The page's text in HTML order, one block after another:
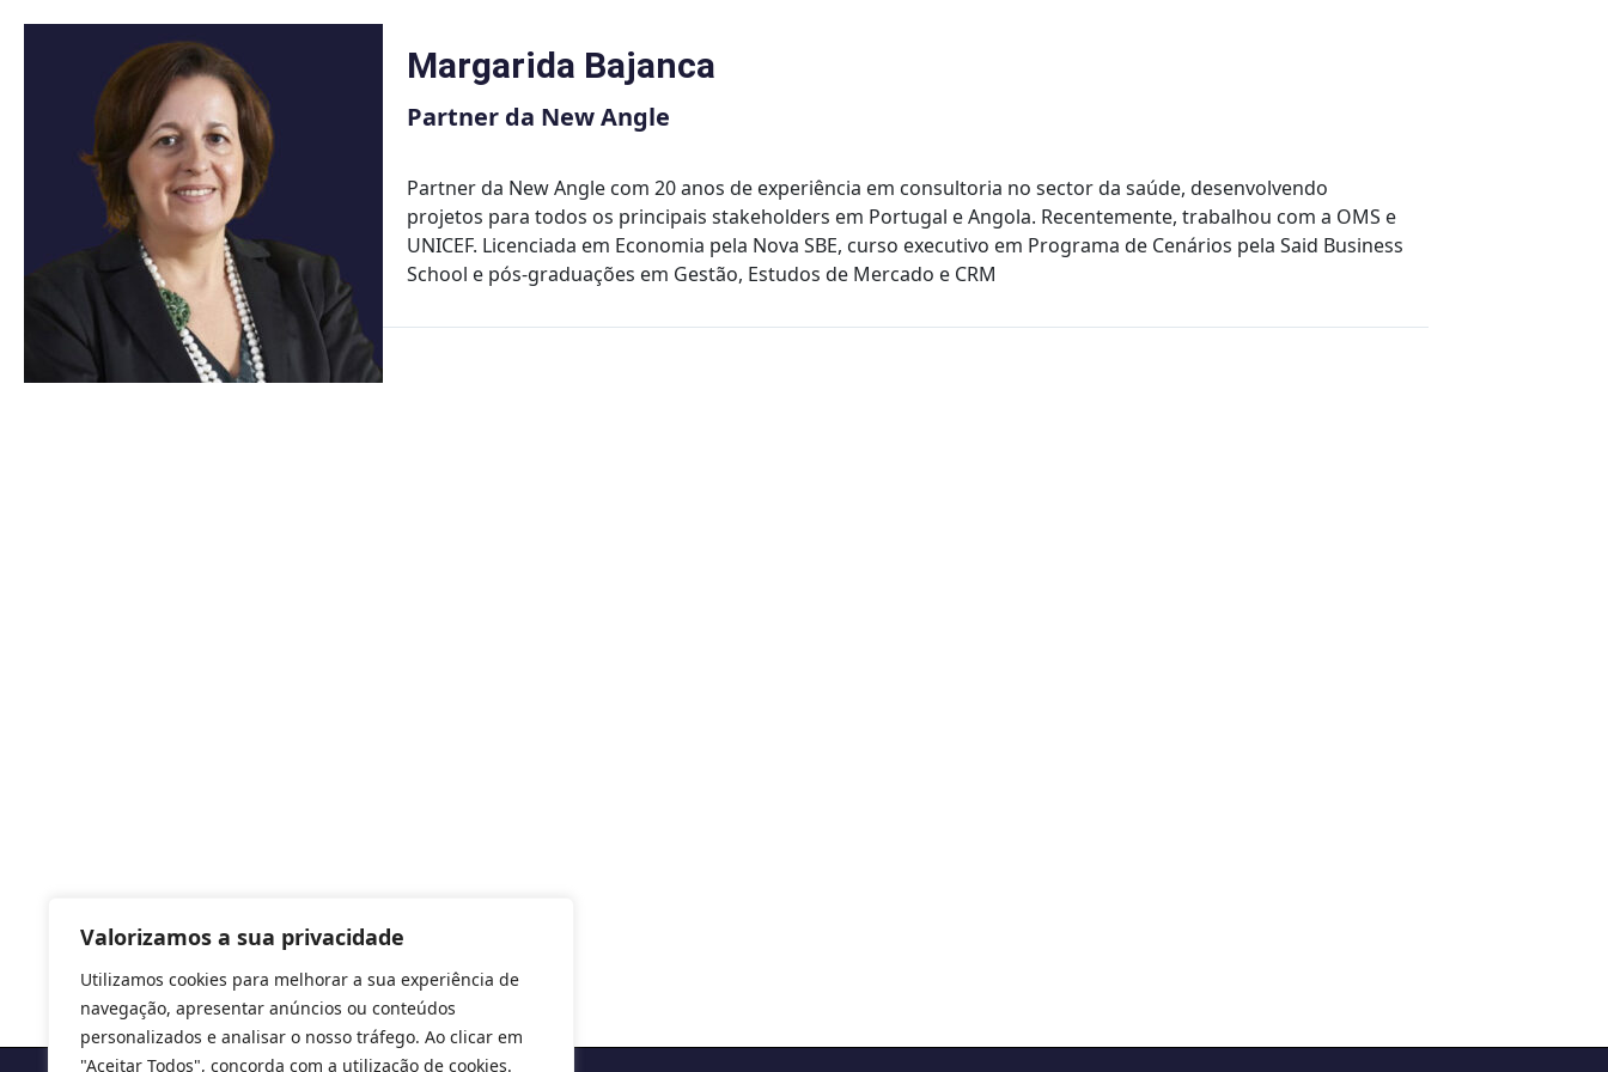
Valorizamos a sua privacidade
Utilizamos cookies para melhorar a sua experiência de
navegação, apresentar anúncios ou conteúdos
personalizados e analisar o nosso tráfego. Ao clicar em
"Aceitar Todos", concorda com a utilização de cookies.
Margarida Bajanca
Partner da New Angle
Partner da New Angle com 20 anos de experiência em consultoria no sector da saúde, desenvolvendo
projetos para todos os principais stakeholders em Portugal e Angola. Recentemente, trabalhou com a OMS e
UNICEF. Licenciada em Economia pela Nova SBE, curso executivo em Programa de Cenários pela Said Business
School e pós-graduações em Gestão, Estudos de Mercado e CRM